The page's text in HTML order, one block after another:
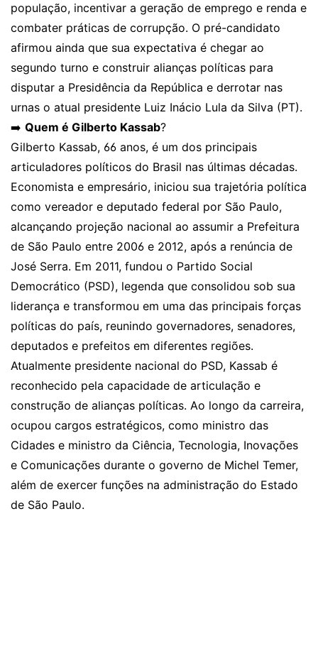
população, incentivar a geração de emprego e renda e
combater práticas de corrupção. O pré-candidato
afirmou ainda que sua expectativa é chegar ao
segundo turno e construir alianças políticas para
disputar a Presidência da República e derrotar nas
urnas o atual presidente Luiz Inácio Lula da Silva (PT).
➡️ Quem é Gilberto Kassab?
Gilberto Kassab, 66 anos, é um dos principais
articuladores políticos do Brasil nas últimas décadas.
Economista e empresário, iniciou sua trajetória política
como vereador e deputado federal por São Paulo,
alcançando projeção nacional ao assumir a Prefeitura
de São Paulo entre 2006 e 2012, após a renúncia de
José Serra. Em 2011, fundou o Partido Social
Democrático (PSD), legenda que consolidou sob sua
liderança e transformou em uma das principais forças
políticas do país, reunindo governadores, senadores,
deputados e prefeitos em diferentes regiões.
Atualmente presidente nacional do PSD, Kassab é
reconhecido pela capacidade de articulação e
construção de alianças políticas. Ao longo da carreira,
ocupou cargos estratégicos, como ministro das
Cidades e ministro da Ciência, Tecnologia, Inovações
e Comunicações durante o governo de Michel Temer,
além de exercer funções na administração do Estado
de São Paulo.